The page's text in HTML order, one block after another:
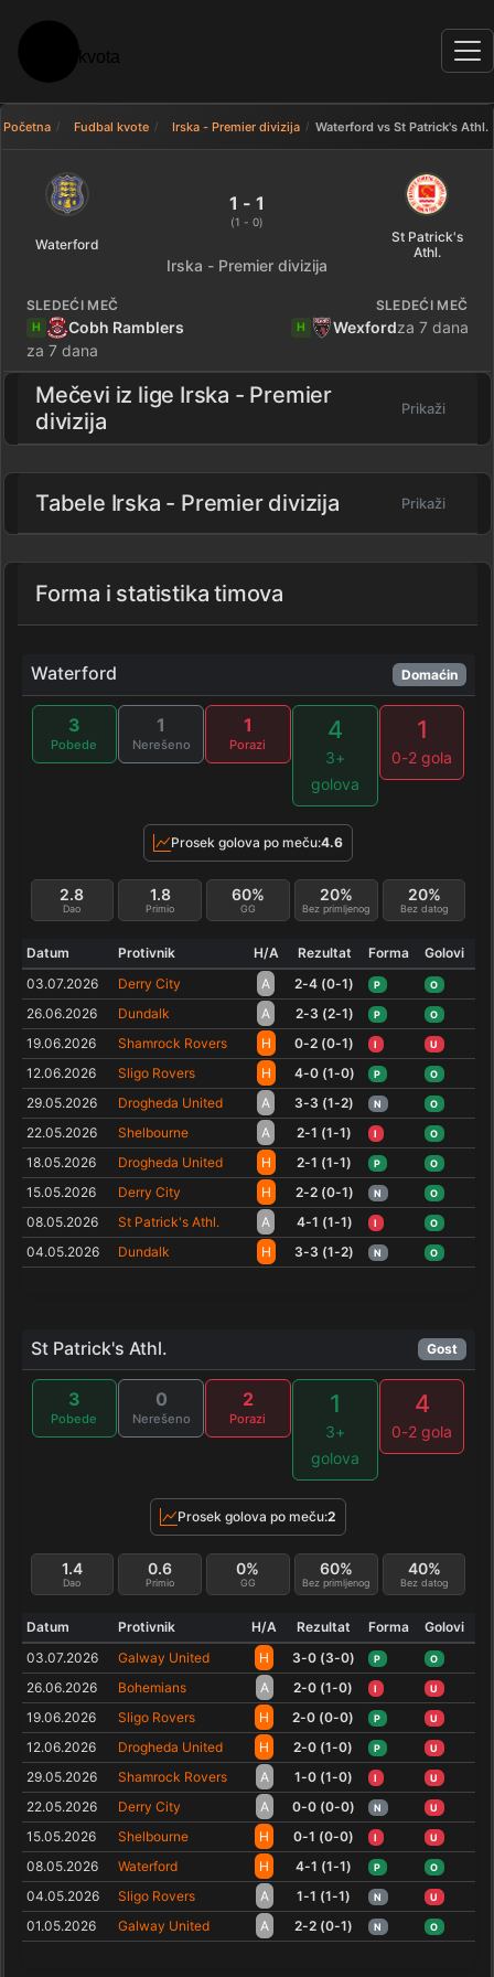
Početna Fudbal kvote Irska - Premier divizija Waterford vs St Patrick's Athl.
Waterford 1 - 1 St Patrick's
Waterford
1 - 1
(1 - 0)
St Patrick's
Athl.
Irska - Premier divizija
SLEDEĆI MEČ
H
Cobh Ramblers
za 7 dana
SLEDEĆI MEČ
H Wexfordza 7 dana
Mečevi iz lige Irska - Premier
divizija
Prikaži
Tabele Irska - Premier divizija Prikaži
Forma i statistika timova
Waterford Domaćin
3
Pobede
1
Nerešeno
1
Porazi
4
3+
golova
1
0-2 gola
Prosek golova po meču:4.6
Dao
2.8
Primio
1.8
GG
60%
Bez primljenog
20%
Bez datog
20%
Datum Protivnik H/A Rezultat Forma
Golovi
03.07.2026
Derry City A 2-4 (0-1) P O
26.06.2026 Dundalk A 2-3 (2-1) P O
19.06.2026 Shamrock Rovers H 0-2 (0-1) I U
12.06.2026 Sligo Rovers H 4-0 (1-0) P O
29.05.2026 Drogheda United A 3-3 (1-2) N O
22.05.2026 Shelbourne A 2-1 (1-1) I O
18.05.2026 Drogheda United H 2-1 (1-1) P O
15.05.2026 Derry City H 2-2 (0-1) N O
08.05.2026 St Patrick's Athl. A 4-1 (1-1) I O
04.05.2026 Dundalk H 3-3 (1-2) N O
St Patrick's Athl. Gost
3
Pobede
0
Nerešeno
2
Porazi
1
3+
golova
4
0-2 gola
Prosek golova po meču:2
Dao
1.4
Primio
0.6
GG
0%
Bez primljenog
60%
Bez datog
40%
Datum Protivnik H/A Rezultat Forma
Golovi
03.07.2026
Galway United H 3-0 (3-0) P O
26.06.2026 Bohemians A 2-0 (1-0) I U
19.06.2026 Sligo Rovers H 2-0 (0-0) P U
12.06.2026 Drogheda United H 2-0 (1-0) P U
29.05.2026 Shamrock Rovers A 1-0 (1-0) I U
22.05.2026 Derry City A 0-0 (0-0) N U
15.05.2026 Shelbourne H 0-1 (0-0) I U
08.05.2026 Waterford H 4-1 (1-1) P O
04.05.2026 Sligo Rovers A 1-1 (1-1) N U
01.05.2026 Galway United A 2-2 (0-1) N O